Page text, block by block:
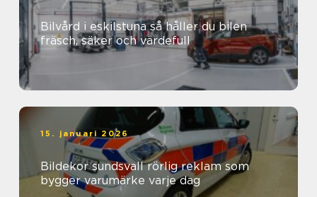
Bilvård i eskilstuna så håller du bilen
fräsch, säker och värdefull
15. januari 2026
Bildekor sundsvall rörlig reklam som
bygger varumärke varje dag